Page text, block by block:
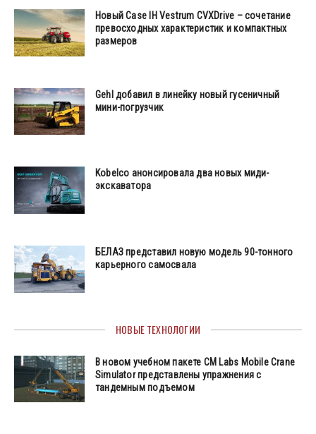
Новый Case IH Vestrum CVXDrive – сочетание
превосходных характеристик и компактных
размеров
Gehl добавил в линейку новый гусеничный
мини-погрузчик
Kobelco анонсировала два новых миди-
экскаватора
БЕЛАЗ представил новую модель 90-тонного
карьерного самосвала
НОВЫЕ ТЕХНОЛОГИИ
В новом учебном пакете CM Labs Mobile Crane
Simulator представлены упражнения с
тандемным подъемом